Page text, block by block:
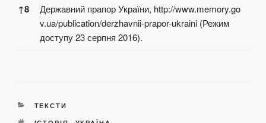
↑8 Державний прапор України, http://www.memory.go
v.ua/publication/derzhavnii-prapor-ukraini (Режим
доступу 23 серпня 2016).
КАТЕГОРІЇ
ТЕКСТИ